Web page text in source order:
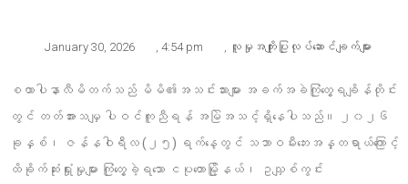
January 30, 2026 4:54 pm လူမှုအကျိုးပြုလုပ်ဆောင်ချက်များ
စထာပါနာလီမိတက်သည် မိမိ၏အသင်းသားများ အခက်အခဲကြုံတွေ့ရချိန်တိုင်း
တွင် တတ်အားသမျှ ပါဝင်ကူညီရန် အမြဲအသင့်ရှိနေပါသည်။ ၂၀၂၆
ခုနှစ်၊ ဇန်နဝါရီလ (၂၅) ရက်နေ့တွင် သဘာဝမီးဘေးအန္တရာယ်ကြောင့်
ထိခိုက်ဆုံးရှုံးမှုများ ကြုံတွေ့ခဲ့ရသော ငပုတောမြို့နယ်၊ ဥသျှစ်ကွင်း